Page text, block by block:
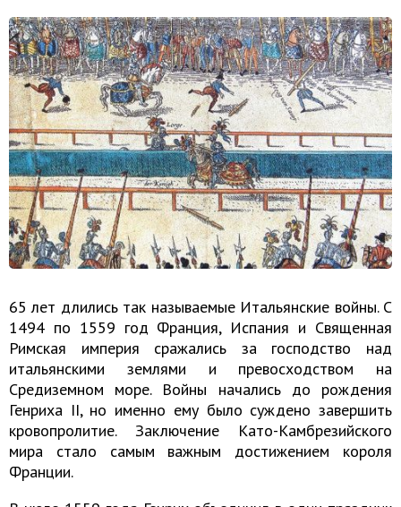
65 лет длились так называемые Итальянские войны. С
1494 по 1559 год Франция, Испания и Священная
Римская империя сражались за господство над
итальянскими землями и превосходством на
Средиземном море. Войны начались до рождения
Генриха II, но именно ему было суждено завершить
кровопролитие. Заключение Като-Камбрезийского
мира стало самым важным достижением короля
Франции.